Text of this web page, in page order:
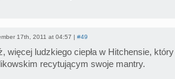
17th, 2011 at 04:57 | #49
więcej ludzkiego ciepła w Hitchensie,
recytującym swoje mantry.